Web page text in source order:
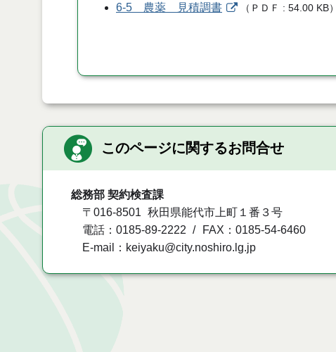
6-5 農薬 見積調書 （ ＰＤＦ 54.00 KB）
このページに関するお問合せ
総務部 契約検査課
〒016-8501
秋田県能代市上町１番３号
電話：0185-89-2222
FAX：0185-54-6460
E-mail：keiyaku@city.noshiro.lg.jp